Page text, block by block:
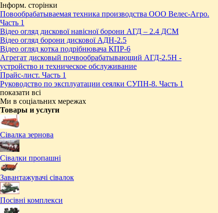
Інформ. сторінки
Повообрабатываемая техника производства ООО Велес-Агро.
Часть 1
Відео огляд дискової навісної борони АГД – 2.4 ДСМ
Відео огляд борони дискової АДН-2.5
Відео огляд котка подрібнювача КПР-6
Агрегат дисковый почвообрабатывающий АГД-2.5Н -
устройство и техническое обслуживание
Прайс-лист. Часть 1
Руководство по эксплуатации сеялки СУПН-8. Часть 1
показати всі
Ми в соціальних мережах
Товары и услуги
Сівалка зернова
Сівалки пропашні
Завантажувачі сівалок
Посівні комплекси